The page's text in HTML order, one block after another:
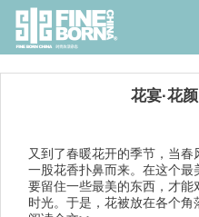
花宴·花颜
又到了春暖花开的季节，当春
一股花香扑鼻而来。在这个最
要留住一些最美的东西，才能
时光。于是，花被放在各个角